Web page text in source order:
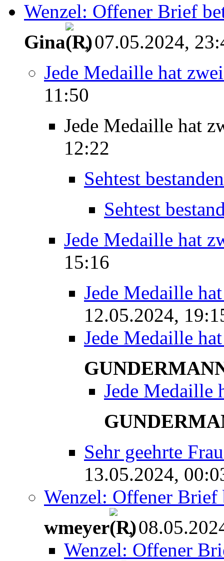
Wenzel: Offener Brief
Gina
, 07.05.2024,
Jede Medaille hat
11:50
Jede Medaille hat
12:22
Sehtest bestanden
Sehtest
Jede Medaille hat
15:16
Jede Medaille
12.05.2024,
Jede Medaille
Jede Medaille
Sehr geehrte
13.05.2024,
Wenzel: Offener
wmeyer
,
Wenzel: Offener